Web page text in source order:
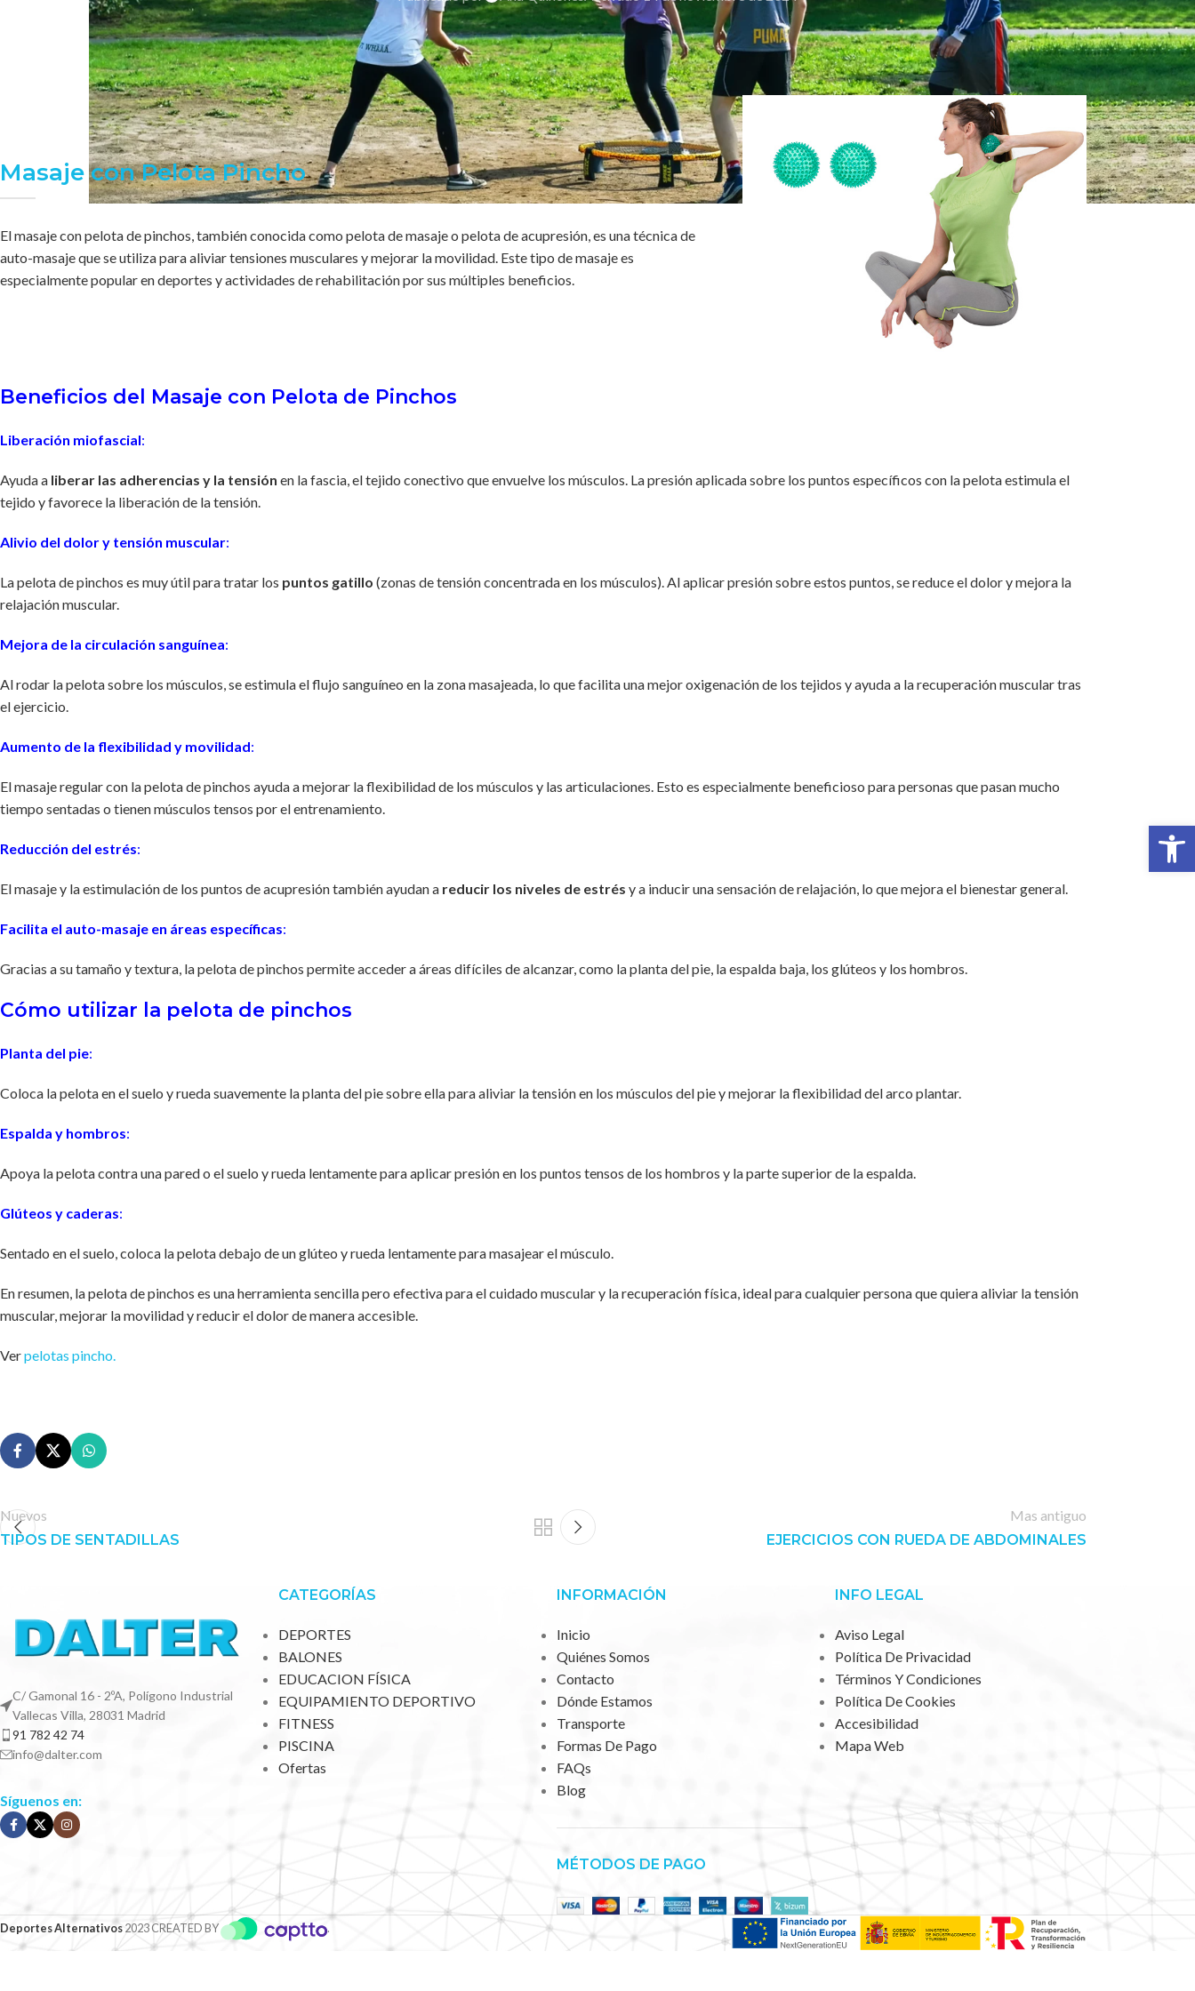
Masaje con Pelota Pincho
El masaje con pelota de pinchos, también conocida como pelota de masaje o pelota de acupresión, es una técnica de
auto-masaje que se utiliza para aliviar tensiones musculares y mejorar la movilidad. Este tipo de masaje es
especialmente popular en deportes y actividades de rehabilitación por sus múltiples beneficios.
Beneficios del Masaje con Pelota de Pinchos
Liberación miofascial:
Ayuda a liberar las adherencias y la tensión en la fascia, el tejido conectivo que envuelve los músculos. La presión aplicada sobre los puntos específicos con la pelota estimula el
tejido y favorece la liberación de la tensión.
Alivio del dolor y tensión muscular:
La pelota de pinchos es muy útil para tratar los puntos gatillo (zonas de tensión concentrada en los músculos). Al aplicar presión sobre estos puntos, se reduce el dolor y mejora la
relajación muscular.
Mejora de la circulación sanguínea:
Al rodar la pelota sobre los músculos, se estimula el flujo sanguíneo en la zona masajeada, lo que facilita una mejor oxigenación de los tejidos y ayuda a la recuperación muscular tras
el ejercicio.
Aumento de la flexibilidad y movilidad:
El masaje regular con la pelota de pinchos ayuda a mejorar la flexibilidad de los músculos y las articulaciones. Esto es especialmente beneficioso para personas que pasan mucho
tiempo sentadas o tienen músculos tensos por el entrenamiento.
Reducción del estrés:
El masaje y la estimulación de los puntos de acupresión también ayudan a reducir los niveles de estrés y a inducir una sensación de relajación, lo que mejora el bienestar general.
Facilita el auto-masaje en áreas específicas:
Gracias a su tamaño y textura, la pelota de pinchos permite acceder a áreas difíciles de alcanzar, como la planta del pie, la espalda baja, los glúteos y los hombros.
Cómo utilizar la pelota de pinchos
Planta del pie:
Coloca la pelota en el suelo y rueda suavemente la planta del pie sobre ella para aliviar la tensión en los músculos del pie y mejorar la flexibilidad del arco plantar.
Espalda y hombros:
Apoya la pelota contra una pared o el suelo y rueda lentamente para aplicar presión en los puntos tensos de los hombros y la parte superior de la espalda.
Glúteos y caderas:
Sentado en el suelo, coloca la pelota debajo de un glúteo y rueda lentamente para masajear el músculo.
En resumen, la pelota de pinchos es una herramienta sencilla pero efectiva para el cuidado muscular y la recuperación física, ideal para cualquier persona que quiera aliviar la tensión
muscular, mejorar la movilidad y reducir el dolor de manera accesible.
Verpelotas pincho.
Nuevos
TIPOS DE SENTADILLAS
Mas antiguo
EJERCICIOS CON RUEDA DE ABDOMINALES
C/ Gamonal 16 - 2ºA, Polígono Industrial
Vallecas Villa, 28031 Madrid
91 782 42 74
info@dalter.com
Síguenos en:
CATEGORÍAS
DEPORTES
BALONES
EDUCACION FÍSICA
EQUIPAMIENTO DEPORTIVO
FITNESS
PISCINA
Ofertas
INFORMACIÓN
Inicio
Quiénes Somos
Contacto
Dónde Estamos
Transporte
Formas De Pago
FAQs
Blog
MÉTODOS DE PAGO
INFO LEGAL
Aviso Legal
Política De Privacidad
Términos Y Condiciones
Política De Cookies
Accesibilidad
Mapa Web
Deportes Alternativos2023 CREATED BY .
Abrir